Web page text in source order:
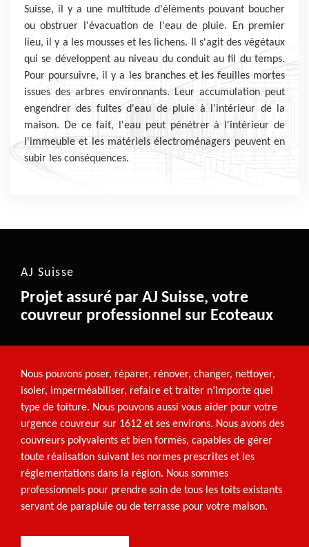
Suisse, il y a une multitude d'éléments pouvant boucher
ou obstruer l'évacuation de l'eau de pluie. En premier
lieu, il y a les mousses et les lichens. Il s'agit des végétaux
qui se développent au niveau du conduit au fil du temps.
Pour poursuivre, il y a les branches et les feuilles mortes
issues des arbres environnants. Leur accumulation peut
engendrer des fuites d'eau de pluie à l'intérieur de la
maison. De ce fait, l'eau peut pénétrer à l'intérieur de
l'immeuble et les matériels électroménagers peuvent en
subir les conséquences.
AJ Suisse
Projet assuré par AJ Suisse, votre
couvreur professionnel sur Ecoteaux
Nous pouvons poser, réparer, rénover, changer, nettoyer,
isoler, imperméabiliser, refaire et traiter n’importe quel
type de toiture. Nous pouvons aussi vous aider pour votre
urgence couvreur sur 1612 et ses environs. Nous avons des
couvreurs polyvalents et bien formés, capables de gérer
toute réalisation suivant les normes prescrites et les
règlementations dans la région. Nous sommes
professionnels pour prendre soin de tous les toits existants
servant de parapluie ou de terrasse pour votre maison.